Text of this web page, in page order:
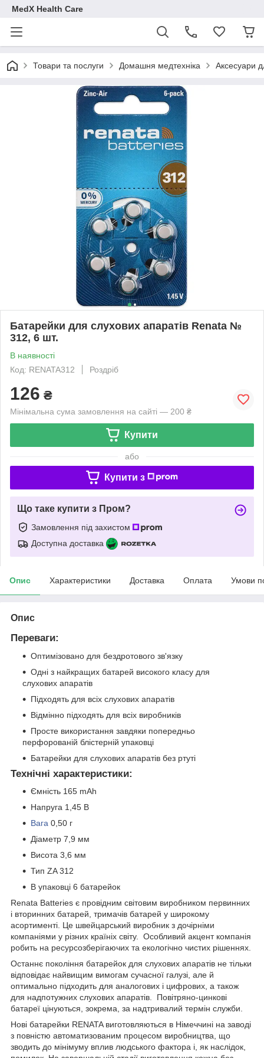
MedX Health Care
Товари та послуги Домашня медтехніка Аксесуари
Батарейки для слухових апаратів Renata №
312, 6 шт.
В наявності
Код: RENATA312
Роздріб
126 ₴
Мінімальна сума замовлення на сайті — 200 ₴
Купити
або
Купити з
Що таке купити з Пром?
Замовлення під захистом
Доступна доставка
Опис Характеристики Доставка Оплата Умови
Опис
Переваги:
Оптимізовано для бездротового зв'язку
Одні з найкращих батарей високого класу для
слухових апаратів
Підходять для всіх слухових апаратів
Відмінно підходять для всіх виробників
Просте використання завдяки попередньо
перфорованій блістерній упаковці
Батарейки для слухових апаратів без ртуті
Технічні характеристики:
Ємність 165 mAh
Напруга 1,45 В
Вага 0,50 г
Діаметр 7,9 мм
Висота 3,6 мм
Тип ZA 312
В упаковці 6 батарейок
Renata Batteries є провідним світовим виробником первинних
і вторинних батарей, тримачів батарей у широкому
асортименті. Це швейцарський виробник з дочірніми
компаніями у різних країніх світу. Особливий акцент компанія
робить на ресурсозберігаючих та екологічно чистих рішеннях.
Останнє покоління батарейок для слухових апаратів не тільки
відповідає найвищим вимогам сучасної галузі, але й
оптимально підходить для аналогових і цифрових, а також
для надпотужних слухових апаратів. Повітряно-цинкові
батареї цінуються, зокрема, за надтривалий термін служби.
Нові батарейки RENATA виготовляються в Німеччині на заводі
з повністю автоматизованим процесом виробництва, що
зводить до мінімуму вплив людського фактора і, як наслідок,